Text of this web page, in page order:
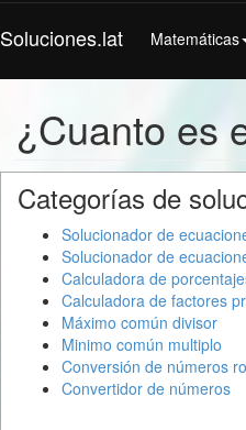
Soluciones.lat Matemáticas
¿Cuanto es
Categorías de
Solucionador de
Solucionador de
Calculadora de
Calculadora de factores
Máximo común divisor
Minimo común multiplo
Conversión de números
Convertidor de números